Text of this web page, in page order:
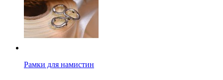
Рамки для намистин